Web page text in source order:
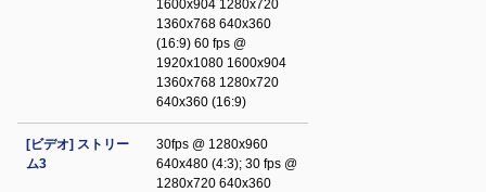
1600x904 1280x720
1360x768 640x360
(16:9) 60 fps @
1920x1080 1600x904
1360x768 1280x720
640x360 (16:9)
[ビデオ] ストリー
ム3
30fps @ 1280x960
640x480 (4:3); 30 fps @
1280x720 640x360